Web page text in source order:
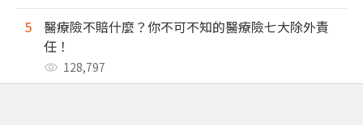
5
醫療險不賠什麼？你不可不知的醫療險七大除外責
任！
128,797